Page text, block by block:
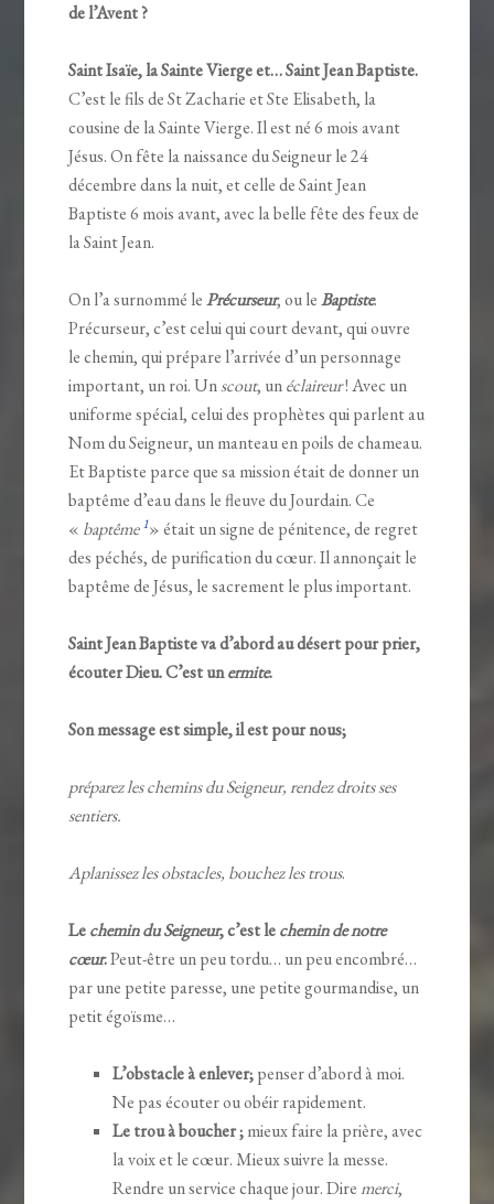
de l’Avent ?
Saint Isaïe, la Sainte Vierge et… Saint Jean Baptiste.
C’est le fils de St Zacharie et Ste Elisabeth, la
cousine de la Sainte Vierge. Il est né 6 mois avant
Jésus. On fête la naissance du Seigneur le 24
décembre dans la nuit, et celle de Saint Jean
Baptiste 6 mois avant, avec la belle fête des feux de
la Saint Jean.
On l’a surnommé lePrécurseur, ou leBaptiste.
Précurseur, c’est celui qui court devant, qui ouvre
le chemin, qui prépare l’arrivée d’un personnage
important, un roi. Unscout, unéclaireur! Avec un
uniforme spécial, celui des prophètes qui parlent au
Nom du Seigneur, un manteau en poils de chameau.
Et Baptiste parce que sa mission était de donner un
baptême d’eau dans le fleuve du Jourdain. Ce
« baptême1» était un signe de pénitence, de regret
des péchés, de purification du cœur. Il annonçait le
baptême de Jésus, le sacrement le plus important.
Saint Jean Baptiste va d’abord au désert pour prier,
écouter Dieu. C’est unermite.
Son message est simple, il est pour nous;
préparez les chemins du Seigneur, rendez droits ses
sentiers.
Aplanissez les obstacles, bouchez les trous.
Lechemin du Seigneur, c’est lechemin de notre
cœur.Peut-être un peu tordu… un peu encombré…
par une petite paresse, une petite gourmandise, un
petit égoïsme…
L’obstacle à enlever;penser d’abord à moi.
Ne pas écouter ou obéir rapidement.
Le trou à boucher ;mieux faire la prière, avec
la voix et le cœur. Mieux suivre la messe.
Rendre un service chaque jour. Diremerci,